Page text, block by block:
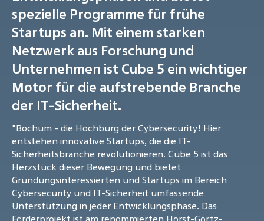
spezielle Programme für frühe
Startups an. Mit einem starken
Netzwerk aus Forschung und
Unternehmen ist Cube 5 ein wichtiger
Motor für die aufstrebende Branche
der IT-Sicherheit.
"Bochum - die Hochburg der Cybersecurity! Hier
entstehen innovative Startups, die die IT-
Sicherheitsbranche revolutionieren. Cube 5 ist das
Herzstück dieser Bewegung und bietet
Gründungsinteressierten und Startups im Bereich
Cybersecurity und IT-Sicherheit umfassende
Unterstützung in jeder Entwicklungsphase. Das